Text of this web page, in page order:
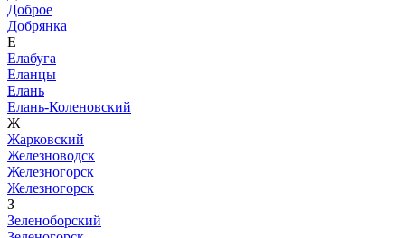
Доброе
Добрянка
Е
Елабуга
Еланцы
Елань
Елань-Коленовский
Ж
Жарковский
Железноводск
Железногорск
Железногорск
З
Зеленоборский